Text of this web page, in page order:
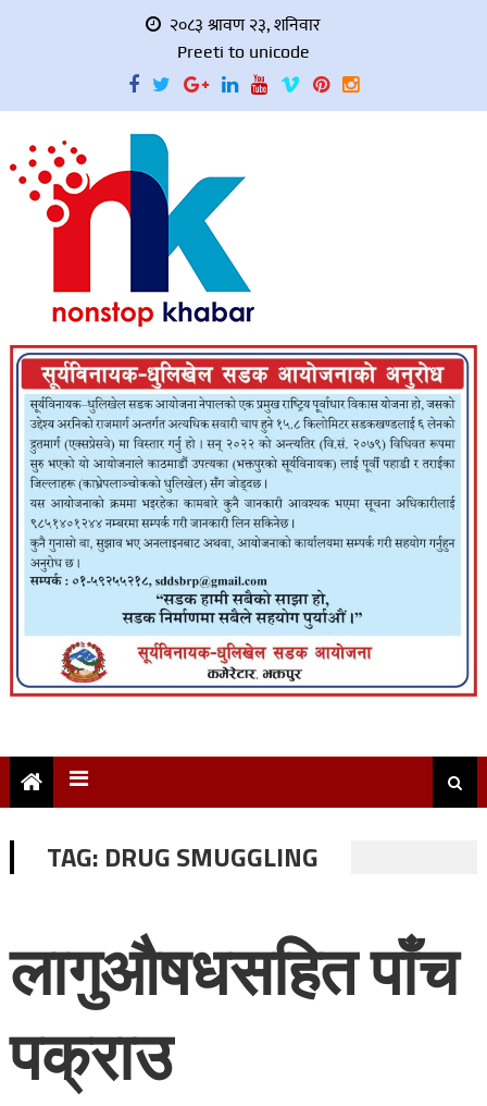
२०८३ श्रावण २३, शनिवार
Preeti to unicode
TAG: DRUG SMUGGLING
लागुऔषधसहित पाँच
पक्राउ